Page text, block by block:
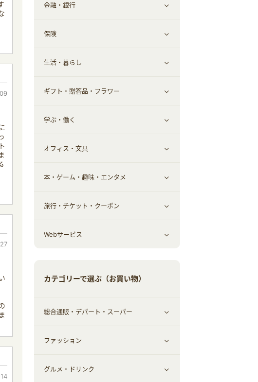
通信・レンタルサーバー
スマホ・携帯電話・SIM
定額制有料コンテンツ
クレジットカード
すべて見る
証券
仮想通貨
その他投資
金融・銀行
銀行・ネット銀行
キャッシング・ローン
その他金融
保険
すべて見る
保険相談・面談
生活・暮らし
すべて見る
住まい・暮らし
不動産
引越し
エコ・エネルギー
車情報・カーシェア・レンタル
ギフト・贈答品・フラワー
すべて見る
ギフト・贈答品
学ぶ・働く
すべて見る
習い事・学習・学校
仕事・転職
オフィス・文具
すべて見る
オフィス・文具
本・ゲーム・趣味・エンタメ
すべて見る
ゲーム・趣味
旅行・チケット・クーポン
すべて見る
Webサービス
カテゴリーで選ぶ（お買い物）
総合通販・デパート・スーパー
すべて見る
総合通販
ファッション
すべて見る
グルメ・ドリンク